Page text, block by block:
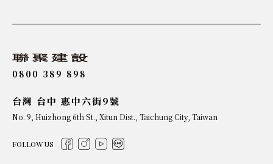
0800 389 898
台灣 台中 惠中六街9號
No. 9, Huizhong 6th St., Xitun Dist., Taichung City, Taiwan
FOLLOW US